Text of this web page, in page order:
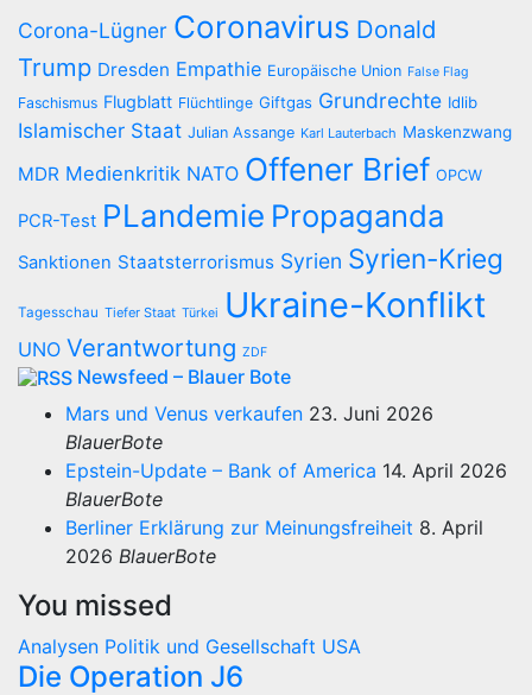
Corona-Lügner Coronavirus Donald
Trump Dresden Empathie Europäische Union False Flag
Faschismus Flugblatt Flüchtlinge Giftgas Grundrechte Idlib
Islamischer Staat Julian Assange Karl Lauterbach Maskenzwang
MDR Medienkritik NATO Offener Brief OPCW
PCR-Test PLandemie Propaganda
Sanktionen Staatsterrorismus Syrien Syrien-Krieg
Tagesschau Tiefer Staat Türkei Ukraine-Konflikt
UNO Verantwortung ZDF
Newsfeed – Blauer Bote
Mars und Venus verkaufen 23. Juni 2026
BlauerBote
Epstein-Update – Bank of America 14. April 2026
BlauerBote
Berliner Erklärung zur Meinungsfreiheit 8. April
2026 BlauerBote
You missed
Analysen Politik und Gesellschaft USA
Die Operation J6